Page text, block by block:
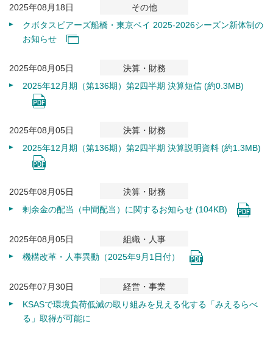
2025年08月18日
その他
クボタスピアーズ船橋・東京ベイ 2025-2026シーズン新体制の
お知らせ
2025年08月05日
決算・財務
2025年12月期（第136期）第2四半期 決算短信 (約0.3MB)
2025年08月05日
決算・財務
2025年12月期（第136期）第2四半期 決算説明資料 (約1.3MB)
2025年08月05日
決算・財務
剰余金の配当（中間配当）に関するお知らせ (104KB)
2025年08月05日
組織・人事
機構改革・人事異動（2025年9月1日付）
2025年07月30日
経営・事業
KSASで環境負荷低減の取り組みを見える化する「みえるらべ
る」取得が可能に